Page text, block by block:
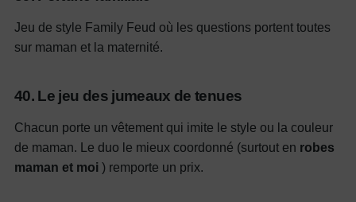
Jeu de style Family Feud où les questions portent toutes
sur maman et la maternité.
40. Le jeu des jumeaux de tenues
Chacun porte un vêtement qui imite le style ou la couleur
de maman. Le duo le mieux coordonné (surtout en robes
maman et moi ) remporte un prix.